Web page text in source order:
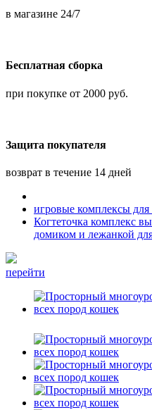
в магазине 24/7
Бесплатная сборка
при покупке от 2000 руб.
Защита покупателя
возврат в течение 14 дней
игровые комплексы
Когтеточка комплекс
домиком и лежанкой
перейти